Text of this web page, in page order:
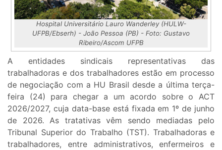
Hospital Universitário Lauro Wanderley (HULW-
UFPB/Ebserh) - João Pessoa (PB) - Foto: Gustavo
Ribeiro/Ascom UFPB
A entidades sindicais representativas das
trabalhadoras e dos trabalhadores estão em processo
de negociação com a HU Brasil desde a última terça-
feira (24) para chegar a um acordo sobre o ACT
2026/2027, cuja data-base está fixada em 1º de junho
de 2026. As tratativas vêm sendo mediadas pelo
Tribunal Superior do Trabalho (TST). Trabalhadoras e
trabalhadores, entre administrativos, enfermeiros e